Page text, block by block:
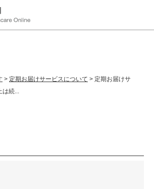
> 定期お届けサービスについて > 定期お届けサ
は続...